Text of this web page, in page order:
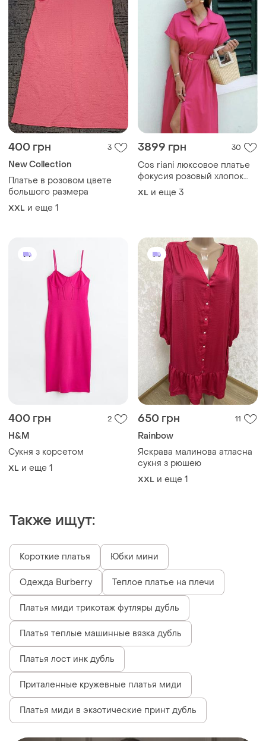
400 грн 3
New Collection
Платье в розовом цвете
большого размера
XXL и еще 1
3899 грн 30
Cos riani люксовое платье
фокусия розовый хлопок
оверсайз
XL и еще 3
400 грн 2
H&M
Сукня з корсетом
XL и еще 1
650 грн 11
Rainbow
Яскрава малинова атласна
сукня з рюшею
XXL и еще 1
Также ищут:
Короткие платья Юбки мини
Одежда Burberry Теплое платье на плечи
Платья миди трикотаж футляры дубль
Платья теплые машинные вязка дубль
Платья лост инк дубль
Приталенные кружевные платья миди
Платья миди в экзотические принт дубль